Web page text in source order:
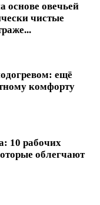
основе овечьей
чистые
ещё
комфорту
10 рабочих
облегчают